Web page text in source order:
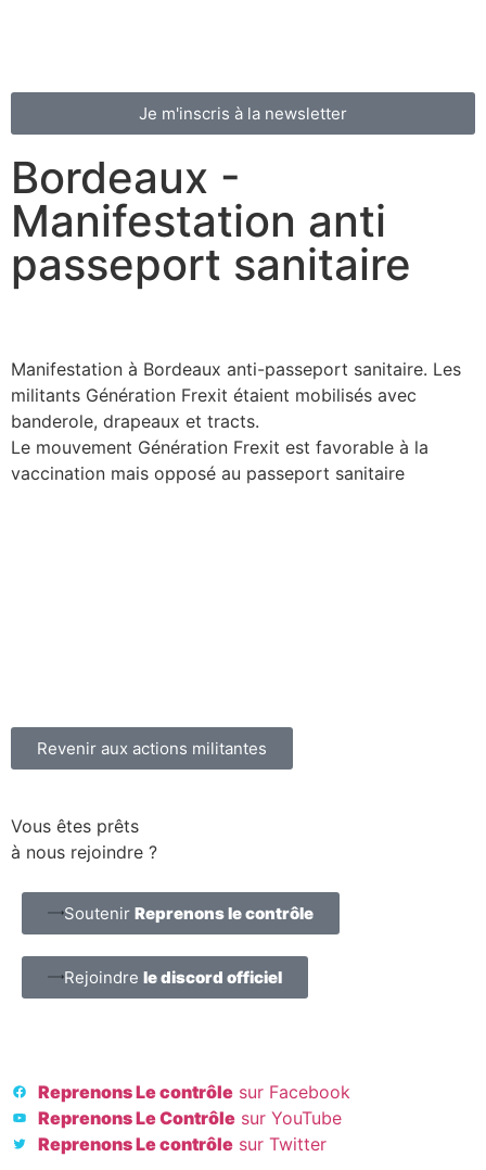
Je m'inscris à la newsletter
Bordeaux -
Manifestation anti
passeport sanitaire
Manifestation à Bordeaux anti-passeport sanitaire. Les
militants Génération Frexit étaient mobilisés avec
banderole, drapeaux et tracts.
Le mouvement Génération Frexit est favorable à la
vaccination mais opposé au passeport sanitaire
Revenir aux actions militantes
Vous êtes prêts
à nous rejoindre ?
Soutenir Reprenons le contrôle
Rejoindre le discord officiel
Reprenons Le contrôle sur Facebook
Reprenons Le Contrôle sur YouTube
Reprenons Le contrôle sur Twitter